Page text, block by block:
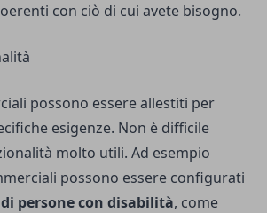
con ciò di cui avete bisogno.
possono essere allestiti per
esigenze. Non è difficile
molto utili. Ad esempio
possono essere configurati
persone con disabilità, come